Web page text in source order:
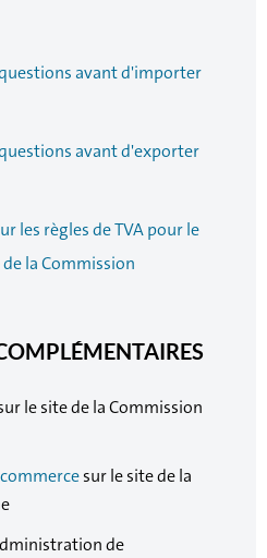
avant d'importer
avant d'exporter
les règles de TVA pour le
la Commission
le site de la Commission
sur le site de la
de